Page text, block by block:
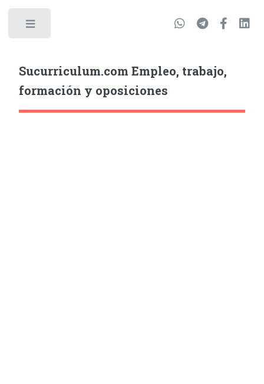
Sucurriculum.com Empleo, trabajo,
formación y oposiciones